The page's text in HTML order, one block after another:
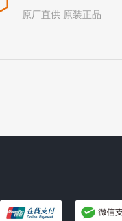
原厂直供 原装正品